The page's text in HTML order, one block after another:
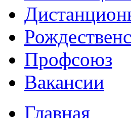
Профсоюз
Вакансии
Главная